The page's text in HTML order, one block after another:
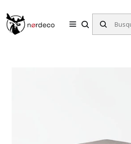
Inicio Puff Kolding Gris